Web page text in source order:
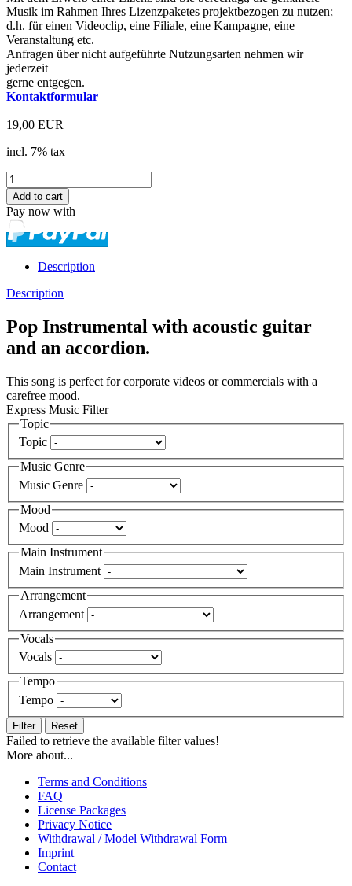
Musik im Rahmen Ihres Lizenzpaketes projektbezogen zu nutzen;
d.h. für einen Videoclip, eine Filiale, eine Kampagne, eine
Veranstaltung etc.
Anfragen über nicht aufgeführte Nutzungsarten nehmen wir
jederzeit
gerne entgegen.
Kontaktformular
19,00 EUR
incl. 7% tax
Pay now with
Description
Description
Pop Instrumental with acoustic guitar
and an accordion.
This song is perfect for corporate videos or commercials with a
carefree mood.
Express Music Filter
Topic
Topic
Music Genre
Music Genre
Mood
Mood
Main Instrument
Main Instrument
Arrangement
Arrangement
Vocals
Vocals
Tempo
Tempo
Filter Reset
Failed to retrieve the available filter values!
More about...
Terms and Conditions
FAQ
License Packages
Privacy Notice
Withdrawal / Model Withdrawal Form
Imprint
Contact